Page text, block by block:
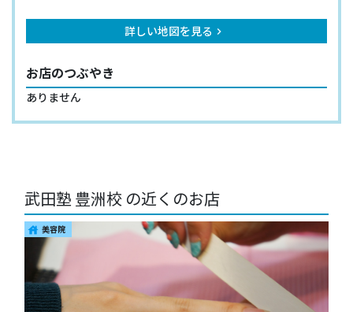
詳しい地図を見る keyboard_arrow_right
お店のつぶやき
ありません
武田塾 豊洲校 の近くのお店
house 美容院